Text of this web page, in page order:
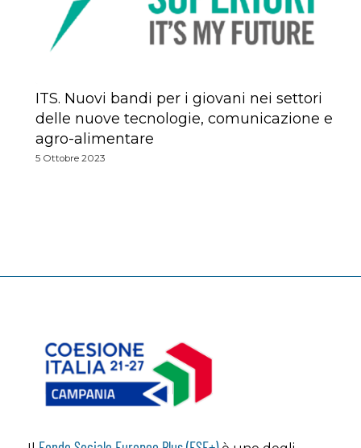
ITS. Nuovi bandi per i giovani nei settori
delle nuove tecnologie, comunicazione e
agro-alimentare
5 Ottobre 2023